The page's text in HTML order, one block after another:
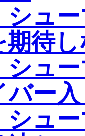
シュ
期待
シュ
バー
シュ